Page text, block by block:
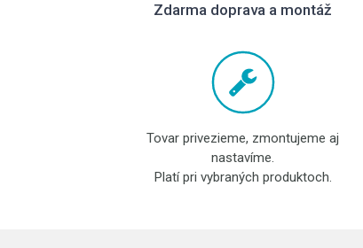
Zdarma doprava a montáž
Tovar privezieme, zmontujeme aj
nastavíme.
Platí pri vybraných produktoch.